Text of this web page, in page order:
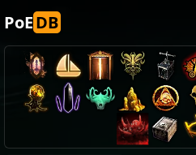
PoEDB